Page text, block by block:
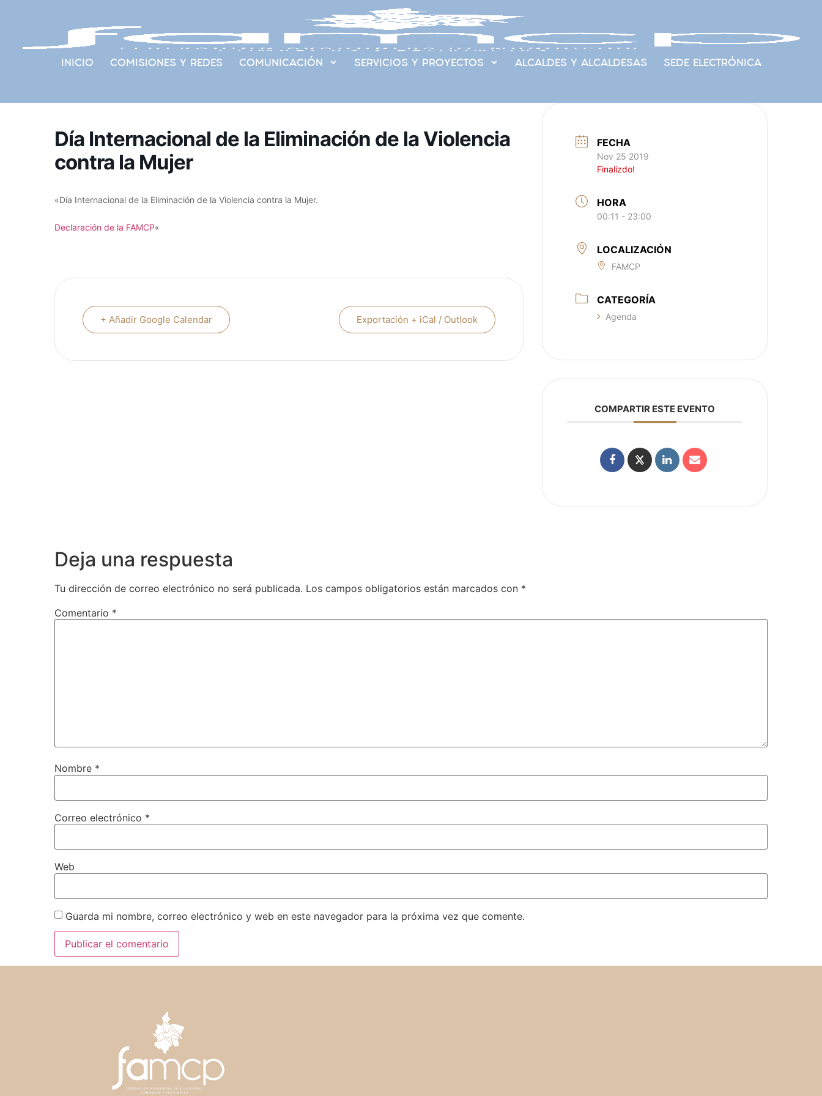
INICIO COMISIONES Y REDES COMUNICACIÓN SERVICIOS Y PROYECTOS ALCALDES Y ALCALDESAS SEDE ELECTRÓNICA
Día Internacional de la Eliminación de la Violencia
contra la Mujer
«Día Internacional de la Eliminación de la Violencia contra la Mujer.
Declaración de la FAMCP«
+ Añadir Google Calendar Exportación + iCal / Outlook
FECHA
Nov 25 2019
Finalizdo!
HORA
00:11 - 23:00
LOCALIZACIÓN
FAMCP
CATEGORÍA
Agenda
COMPARTIR ESTE EVENTO
Deja una respuesta
Tu dirección de correo electrónico no será publicada. Los campos obligatorios están marcados con *
Comentario *
Nombre *
Correo electrónico *
Web
Guarda mi nombre, correo electrónico y web en este navegador para la próxima vez que comente.